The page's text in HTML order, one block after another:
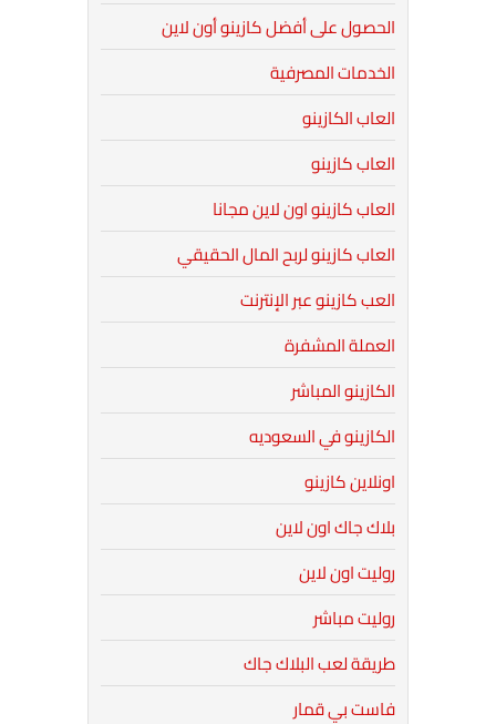
الحصول على أفضل كازينو أون لاين
الخدمات المصرفية
العاب الكازينو
العاب كازينو
العاب كازينو اون لاين مجانا
العاب كازينو لربح المال الحقيقي
العب كازينو عبر الإنترنت
العملة المشفرة
الكازينو المباشر
الكازينو في السعوديه
اونلاين كازينو
بلاك جاك اون لاين
روليت اون لاين
روليت مباشر
طريقة لعب البلاك جاك
فاست بي قمار